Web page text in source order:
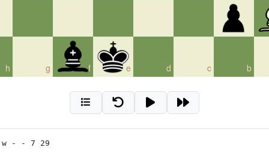
h
g
f e d c b